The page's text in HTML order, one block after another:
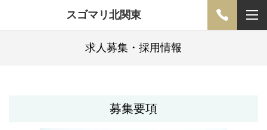
スゴマリ北関東
求人募集・採用情報
募集要項